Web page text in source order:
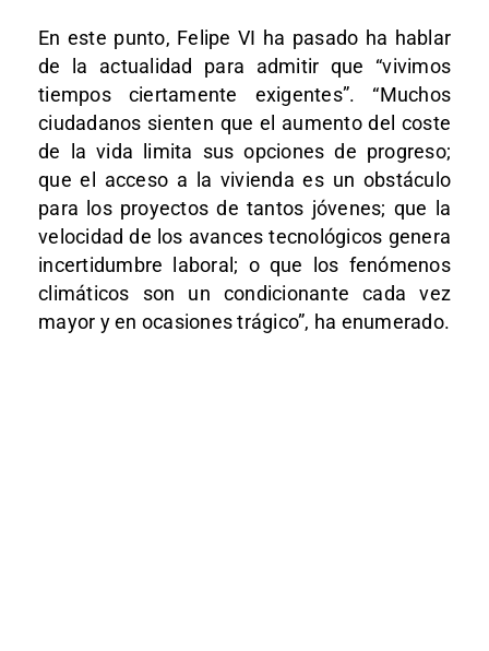
En este punto, Felipe VI ha pasado ha hablar
de la actualidad para admitir que “vivimos
tiempos ciertamente exigentes”. “Muchos
ciudadanos sienten que el aumento del coste
de la vida limita sus opciones de progreso;
que el acceso a la vivienda es un obstáculo
para los proyectos de tantos jóvenes; que la
velocidad de los avances tecnológicos genera
incertidumbre laboral; o que los fenómenos
climáticos son un condicionante cada vez
mayor y en ocasiones trágico”, ha enumerado.